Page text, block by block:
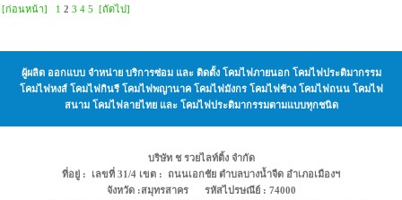
[ก่อนหน้า]
1 2 3 4 5 [ถัดไป]
ผู้ผลิต ออกแบบ จำหน่าย บริการซ่อม และ ติดตั้ง โคมไฟภายนอก โคมไฟประติมากรรม
โคมไฟหงส์ โคมไฟกินรี โคมไฟพญานาค โคมไฟมังกร โคมไฟช้าง โคมไฟถนน โคมไฟ
สนาม โคมไฟลายไทย และ โคมไฟประติมากรรมตามแบบทุกชนิด
บริษัท ช รวยไลท์ติ้ง จำกัด
ที่อยู่ : เลขที่ 31/4 เขต : ถนนเอกชัย ตำบลบางน้ำจืด อำเภอเมืองฯ
จังหวัด :สมุทรสาคร รหัสไปรษณีย์ : 74000